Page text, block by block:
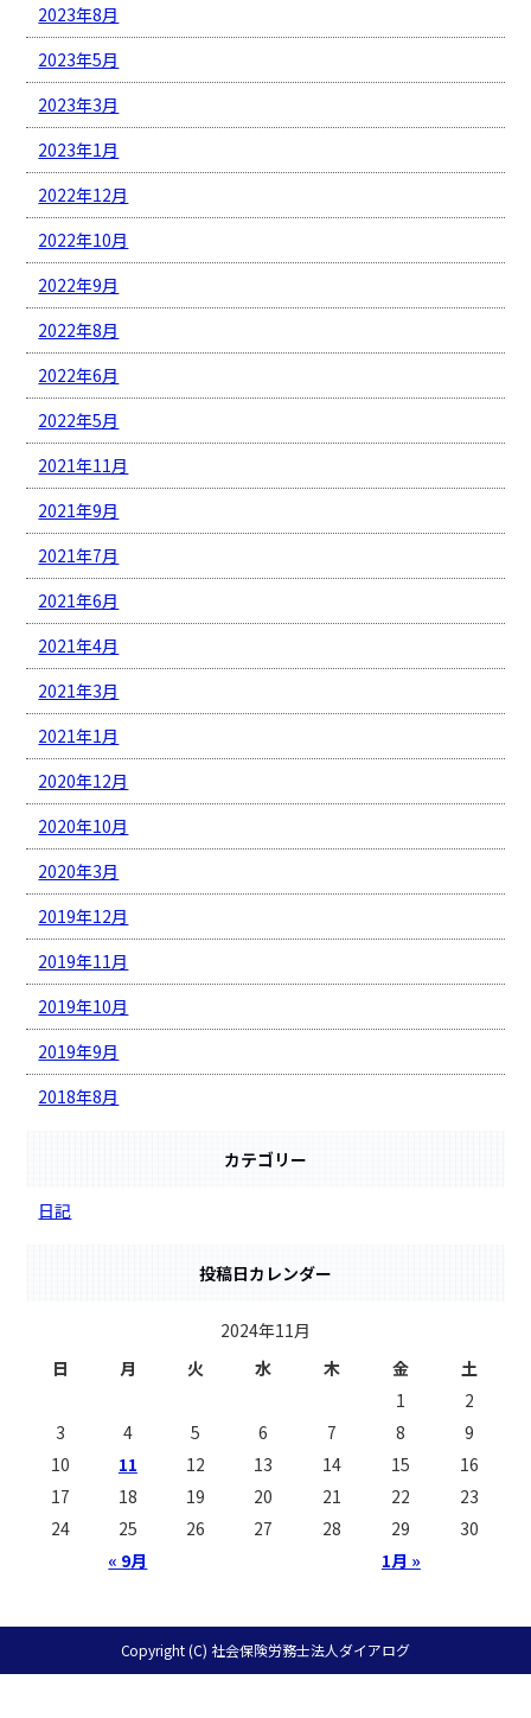
2023年8月
2023年5月
2023年3月
2023年1月
2022年12月
2022年10月
2022年9月
2022年8月
2022年6月
2022年5月
2021年11月
2021年9月
2021年7月
2021年6月
2021年4月
2021年3月
2021年1月
2020年12月
2020年10月
2020年3月
2019年12月
2019年11月
2019年10月
2019年9月
2018年8月
カテゴリー
日記
投稿日カレンダー
2024年11月
日
月 火 水 木 金 土
« 9月 1月 »
1
2
3
4 5 6 7 8
9
10
11 12 13 14 15
16
17
18 19 20 21 22
23
24
25 26 27 28 29 30
Copyright (C) 社会保険労務士法人ダイアログ